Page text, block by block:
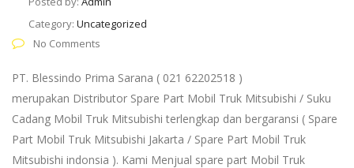
Category: Uncategorized
No Comments
PT. Blessindo Prima Sarana ( 021 62202518 )
merupakan Distributor Spare Part Mobil Truk Mitsubishi / Suku
Cadang Mobil Truk Mitsubishi terlengkap dan bergaransi ( Spare
Part Mobil Truk Mitsubishi Jakarta / Spare Part Mobil Truk
Mitsubishi indonsia ). Kami Menjual spare part Mobil Truk